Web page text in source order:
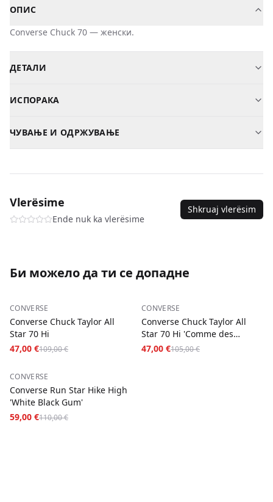
ОПИС
Converse Chuck 70 — женски.
ДЕТАЛИ
Модел
Квалитетна кожа / текстил
ИСПОРАКА
Албанија — 3-5 дена—5,00 €
ЧУВАЊЕ И ОДРЖУВАЊЕ
Vlerësime
Ende nuk ka vlerësime
Shkruaj vlerësim
Би можело да ти се допадне
−57%
CONVERSE
Converse Chuck Taylor All
Star 70 Hi
47,00 €109,00 €
−55%
CONVERSE
Converse Chuck Taylor All
Star 70 Hi 'Comme des
Garcons PLAY Mult
47,00 €105,00 €
−46%
CONVERSE
Converse Run Star Hike High
'White Black Gum'
59,00 €110,00 €